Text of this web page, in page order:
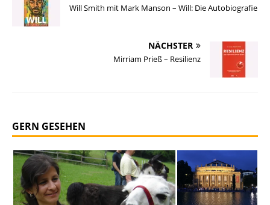
Will Smith mit Mark Manson – Will: Die Autobiografie
NÄCHSTER
Mirriam Prieß – Resilienz
GERN GESEHEN